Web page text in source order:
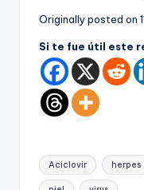
Originally posted on
Si te fue útil este
Etiquetas:
Aciclovir herpes